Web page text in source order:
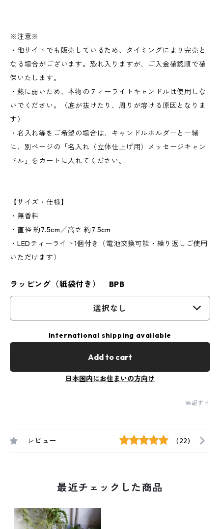
※注意※
・他サイトでも販売しているため、タイミングにより完売と
なる場合がございます。恐れ入りますが、ご入金確認順で確
保いたします。
・熱に弱いため、本物のティーライトキャンドルは使用しな
いでください。（底が抜けたり、周りが溶ける原因となりま
す）
・名入れ等をご希望の場合は、キャンドルホルダーと一緒
に、別ページの「名入れ（立体仕上げ用）メッセージキャン
ドル」をカートに入れてください。
【サイズ・仕様】
・無香料
・直径 約7.5cm／高さ 約7.5cm
・LEDティーライト1個付き（電池交換可能・繰り返しご使用
いただけます）
ラッピング（紙袋付き） BPB
選択なし
International shipping available
Add to cart
日本国内にお住まいの方向け
通報する
レビュー (22)
最近チェックした商品